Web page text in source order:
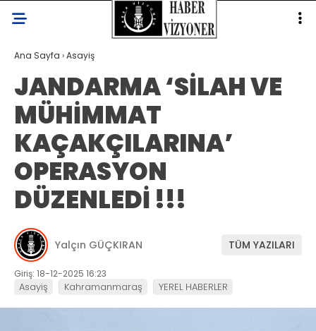
Ana Sayfa ›Asayiş
JANDARMA ‘SİLAH VE
MÜHİMMAT
KAÇAKÇILARINA’
OPERASYON
DÜZENLEDİ !!!
Yalçın GÜÇKIRAN TÜM YAZILARI
Giriş: 18-12-2025 16:23
Asayiş Kahramanmaraş YEREL HABERLER